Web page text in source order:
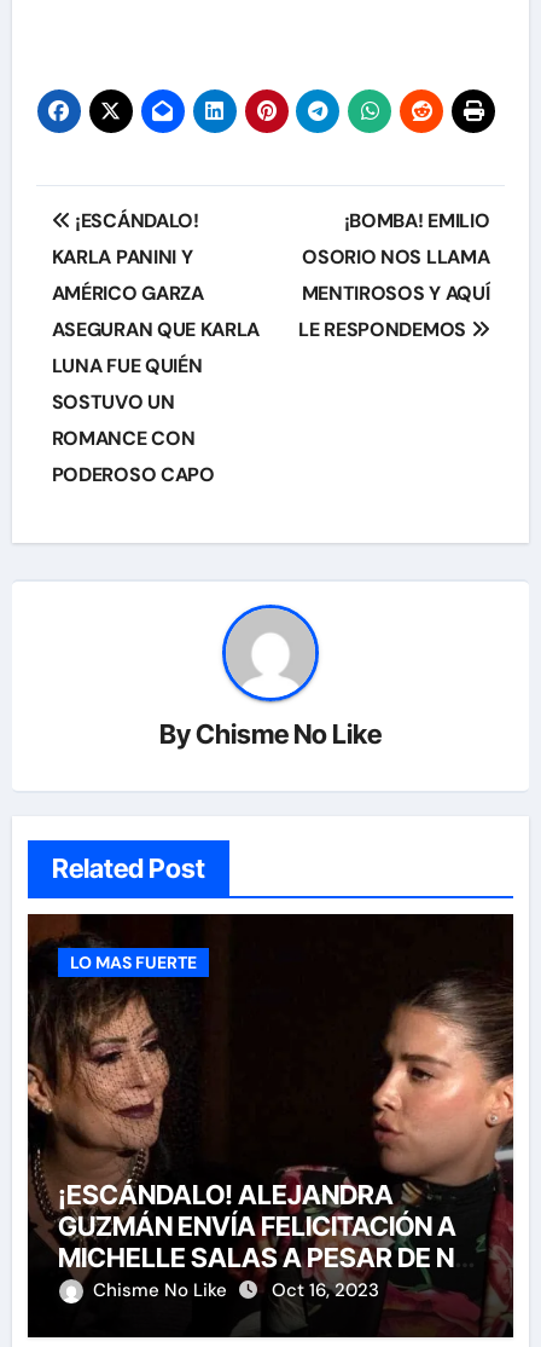
Navegación
de
entradas
¡ESCÁNDALO!
KARLA PANINI Y
AMÉRICO GARZA
ASEGURAN QUE KARLA
LUNA FUE QUIÉN
SOSTUVO UN
ROMANCE CON
PODEROSO CAPO
¡BOMBA! EMILIO
OSORIO NOS LLAMA
MENTIROSOS Y AQUÍ
LE RESPONDEMOS
ByChisme No Like
Related Post
LO MAS FUERTE
¡ESCÁNDALO! ALEJANDRA
GUZMÁN ENVÍA FELICITACIÓN A
MICHELLE SALAS A PESAR DE NO
HABERLA INVITADO A SU BODA
Chisme No Like Oct 16, 2023